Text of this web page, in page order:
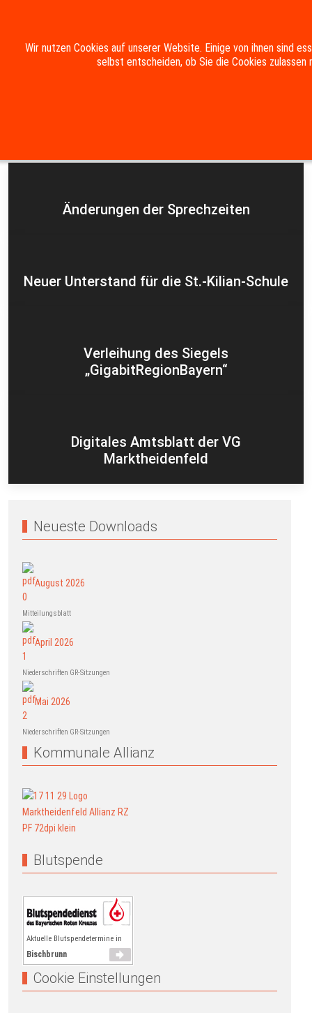
Impressum Datenschutzerklärung
Änderungen der Sprechzeiten
Neuer Unterstand für die St.-Kilian-Schule
Verleihung des Siegels
„GigabitRegionBayern“
Digitales Amtsblatt der VG
Marktheidenfeld
Neueste Downloads
August 2026
Mitteilungsblatt
April 2026
Niederschriften GR-Sitzungen
Mai 2026
Niederschriften GR-Sitzungen
Kommunale Allianz
Blutspende
Aktuelle Blutspendetermine in
Bischbrunn
Cookie Einstellungen
Wir nutzen Cookies auf unserer Website. Einige von ihnen sind
selbst entscheiden, ob Sie die Cookies